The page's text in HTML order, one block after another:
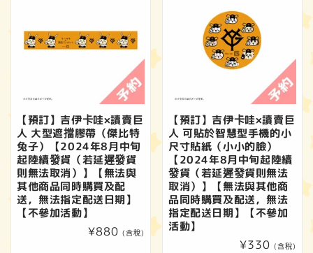
【預訂】吉伊卡哇×讀賣巨
人 大型遮擋膠帶（傑比特
兔子）【2024年8月中旬
起陸續發貨（若延遲發貨
則無法取消）】【無法與
其他商品同時購買及配
送，無法指定配送日期】
【不參加活動】
定
¥880 (含稅)
【預訂】吉伊卡哇×讀賣巨
人 可貼於智慧型手機的小
尺寸貼紙（小小的臉）
【2024年8月中旬起陸續
發貨（若延遲發貨則無法
取消）】【無法與其他商
品同時購買及配送，無法
指定配送日期】【不參加
活動】
定
¥330 (含稅)